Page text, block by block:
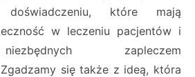
które mają
w leczeniu pacjentów i
zapleczem
się także z ideą, która